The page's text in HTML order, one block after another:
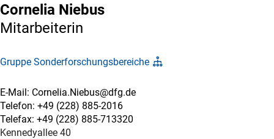
Cornelia Niebus
Mitarbeiterin
Gruppe Sonderforschungsbereiche
E-Mail: Cornelia.Niebus@dfg.de
Telefon: +49 (228) 885-2016
Telefax: +49 (228) 885-713320
Kennedyallee 40